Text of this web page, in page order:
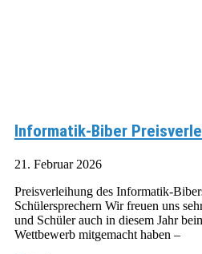
Informatik-Biber
21. Februar 2026
Preisverleihung des Informatik-
Schülersprechern Wir freuen uns
und Schüler auch in diesem Jahr
Wettbewerb mitgemacht haben –